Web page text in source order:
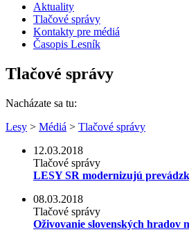
Aktuality
Tlačové správy
Kontakty pre médiá
Časopis Lesník
Tlačové správy
Nacházate sa tu:
Lesy > Médiá > Tlačové správy
12.03.2018
Tlačové správy
LESY SR modernizujú
08.03.2018
Tlačové správy
Oživovanie slovenských hradov